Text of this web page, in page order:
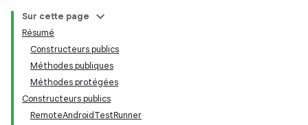
Sur cette page
Résumé
Constructeurs publics
Méthodes publiques
Méthodes protégées
Constructeurs publics
RemoteAndroidTestRunner